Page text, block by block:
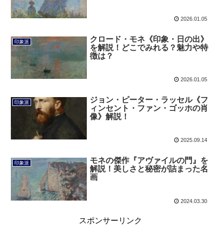
2026.01.05
印象派
クロード・モネ《印象・日の出》
を解説！どこでみれる？魅力や特
徴は？
2026.01.05
印象派
ジョン・ピーター・ラッセル《フ
ィンセント・ファン・ゴッホの肖
像》解説！
2025.09.14
印象派
モネの傑作『アヴァイルの門』を
解説！美しさと秘密が詰まった名
画
2024.03.30
スポンサーリンク